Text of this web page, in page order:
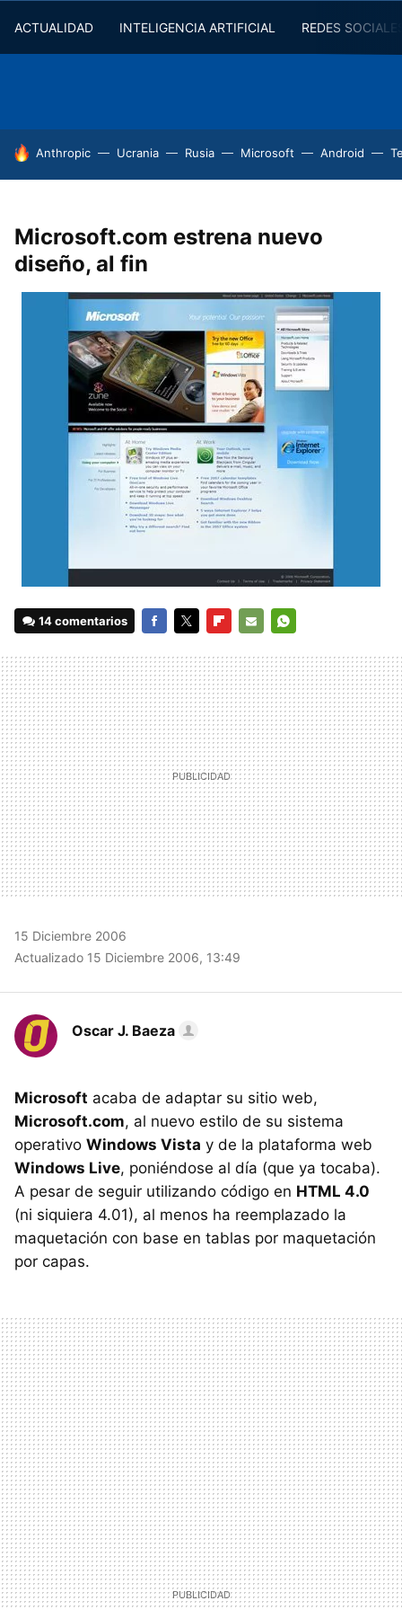
ACTUALIDAD INTELIGENCIA ARTIFICIAL REDES
HOY SE HABLA DE
Anthropic Ucrania Rusia Microsoft Android
Microsoft.com estrena nuevo
diseño, al fin
14 comentarios
MAIL
15 Diciembre 2006
Actualizado 15 Diciembre 2006, 13:49
Oscar J. Baeza
Microsoft acaba de adaptar su sitio web,
Microsoft.com, al nuevo estilo de su sistema
operativo Windows Vista y de la plataforma web
Windows Live, poniéndose al día (que ya tocaba).
A pesar de seguir utilizando código en HTML 4.0
(ni siquiera 4.01), al menos ha reemplazado la
maquetación con base en tablas por maquetación
por capas.